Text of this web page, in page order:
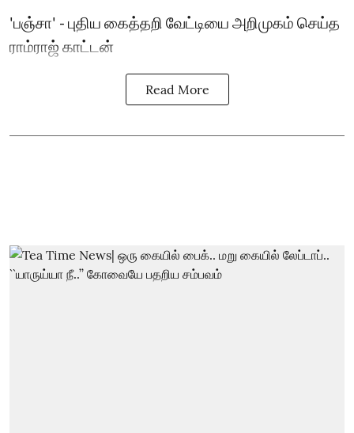
'பஞ்சா' - புதிய கைத்தறி வேட்டியை அறிமுகம் செய்த
ராம்ராஜ் காட்டன்
Read More